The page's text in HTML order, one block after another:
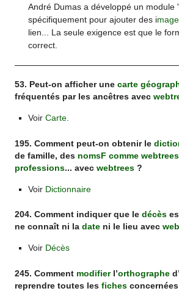
André Dumas a développé un module
spécifiquement pour ajouter des i
lien... La seule exigence est que le
correct.
53. Peut-on afficher unecarte
fréquentés par les ancêtres avec
Voir Carte.
195. Comment peut-on obtenir le
de famille, des noms F comme webtrees
professions... avecwebtrees ?
Voir Dictionnaire
204. Comment indiquer que ledécès
ne connaît ni ladate ni le lieu avec
Voir Décès
245. Comment modifierl’orthographe
reprendre toutes lesfiches